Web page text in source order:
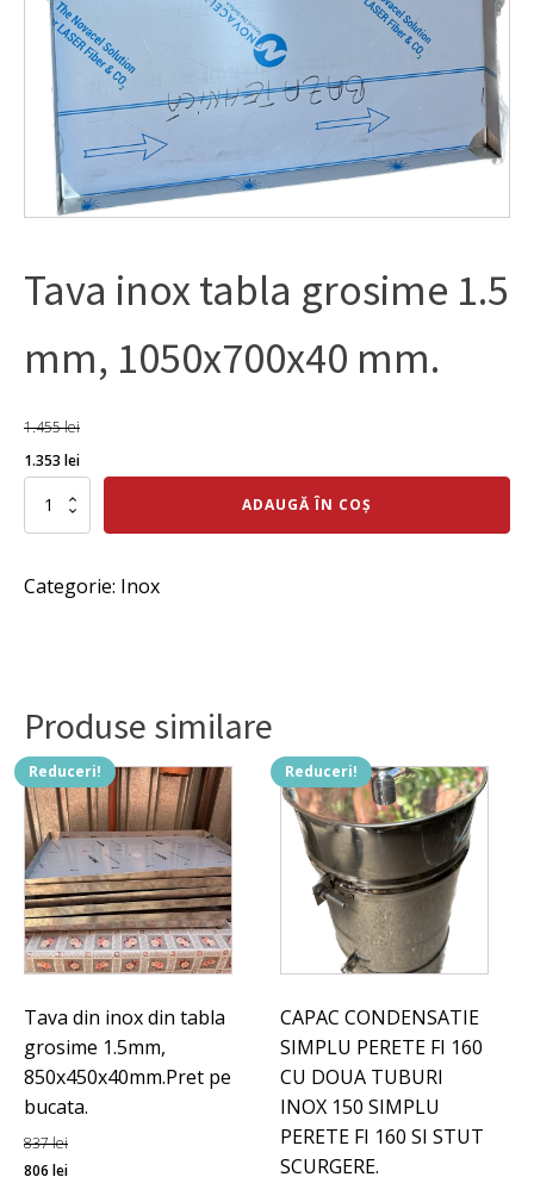
Tava inox tabla grosime 1.5
mm, 1050x700x40 mm.
1.455lei
Prețul
inițial
a
1.455 lei.
1.353 leiPrețul
este:
Cantitate
grosime
ADAUGĂ ÎN COȘ
Categorie: Inox
Produse similare
Reduceri!
Tava din inox din tabla
grosime 1.5mm,
850x450x40mm.Pret pe
bucata.
837lei
Prețul
806 leiPrețul
Reduceri!
CAPAC CONDENSATIE
SIMPLU PERETE FI 160
CU DOUA TUBURI
INOX 150 SIMPLU
PERETE FI 160 SI STUT
SCURGERE.